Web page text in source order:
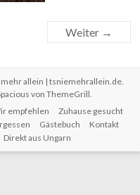
Weiter →
allein | tsniemehrallein.de.
von ThemeGrill.
empfehlen
Zuhause gesucht
Gästebuch
Kontakt
Direkt aus Ungarn